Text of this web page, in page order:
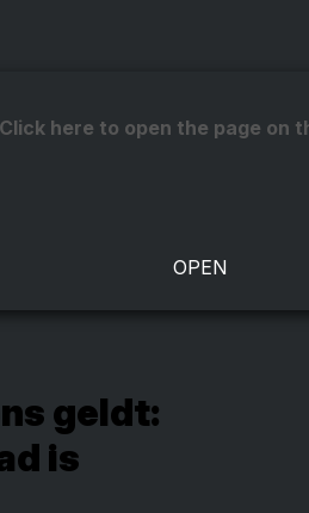
Click here to open the page on
geldt:
is